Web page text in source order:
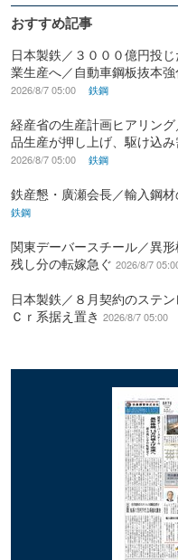
おすすめ記事
日本製鉄／３０００億円投
業生産へ／自動車鋼板抜本
2026/8/7 05:00 鉄鋼
経産省の生産計画ヒアリン
品生産が押し上げ、駆け込
2026/8/7 05:00 鉄鋼
鉄産懇・廣瀬会長／輸入鋼材
鉄鋼
関東デーバースチール／異
残し分の転嫁急ぐ 2026/8/7
日本製鉄／８月契約のステ
Ｃｒ系据え置き 2026/8/7 05:00